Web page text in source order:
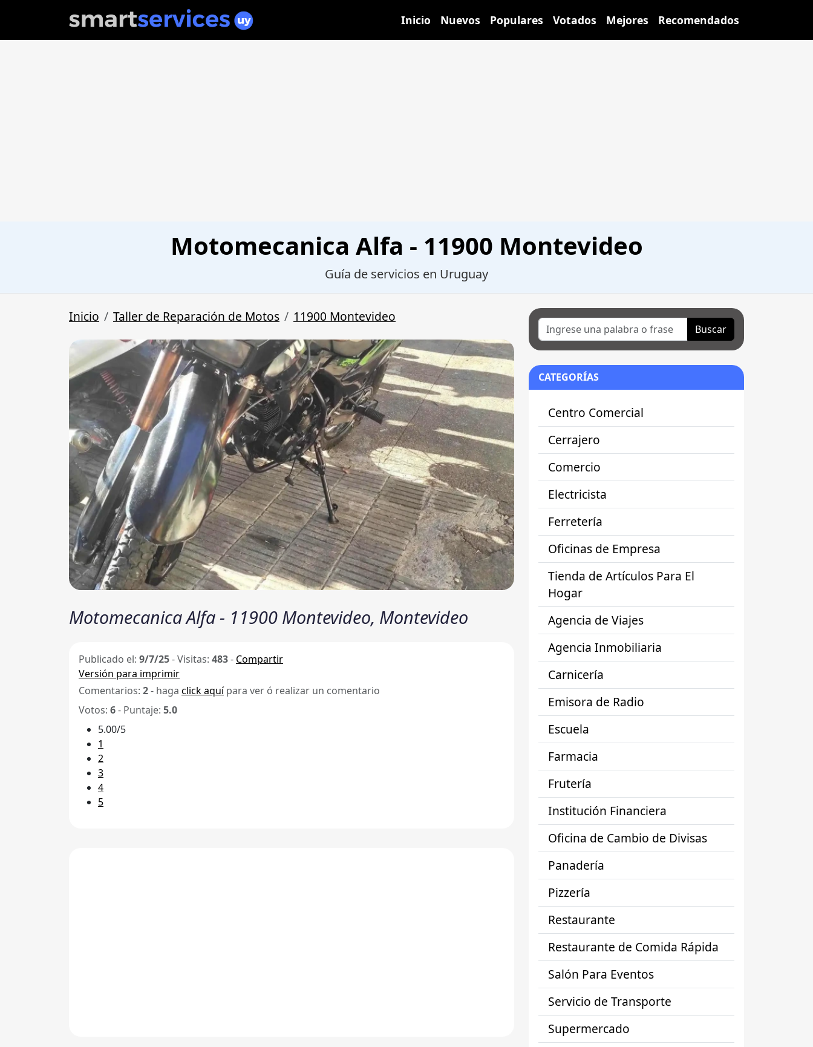
Inicio Nuevos Populares Votados Mejores Recomendados
Motomecanica Alfa - 11900 Montevideo
Guía de servicios en Uruguay
Inicio Taller de Reparación de Motos 11900 Montevideo
Motomecanica Alfa - 11900 Montevideo, Montevideo
Publicado el: 9/7/25-Visitas: 483- Compartir
Versión para imprimir
Comentarios: 2- haga click aquípara ver ó realizar un comentario
Votos: 6- Puntaje: 5.0
5.00/5
1
2
3
4
5
Buscar
CATEGORÍAS
Centro Comercial
Cerrajero
Comercio
Electricista
Ferretería
Oficinas de Empresa
Tienda de Artículos Para El
Hogar
Agencia de Viajes
Agencia Inmobiliaria
Carnicería
Emisora de Radio
Escuela
Farmacia
Frutería
Institución Financiera
Oficina de Cambio de Divisas
Panadería
Pizzería
Restaurante
Restaurante de Comida Rápida
Salón Para Eventos
Servicio de Transporte
Supermercado